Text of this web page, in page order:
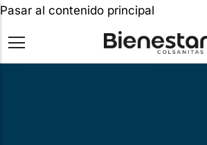
Pasar al contenido principal